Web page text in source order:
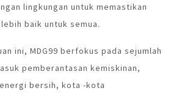
lingkungan untuk memastikan
baik untuk semua.
ini, MDG99 berfokus pada sejumlah
pemberantasan kemiskinan,
bersih, kota -kota